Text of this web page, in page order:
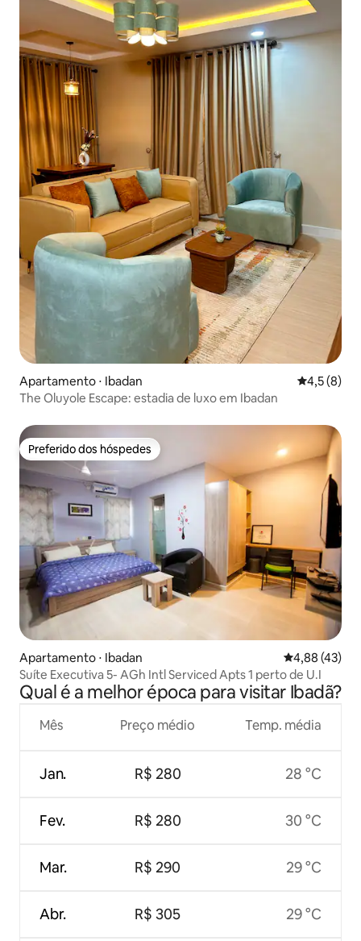
Apartamento ⋅ Ibadan 4,5 de
4,5 (8)
The Oluyole Escape: estadia de luxo em Ibadan
Preferido dos hóspedes
Preferido dos hóspedes
Apartamento ⋅ Ibadan 4,88 de uma
4,88 (43)
Suíte Executiva 5- AGh Intl Serviced Apts 1 perto de U.I
Qual é a melhor época para visitar Ibadã?
Mês
Jan.
Fev.
Mar.
Abr.
Preço médio
R$ 280
R$ 280
R$ 290
R$ 305
Temp. média
28 °C
30 °C
29 °C
29 °C